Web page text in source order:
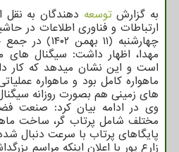
به گزارشتوسعه دهندگان به نقل
ارتباطات و فناوری اطلاعات در
چهارشنبه (۱۱
مهدا، اظهار داشت: سیگنال های
است و این نشان میدهد که کار
ماهواره کامل بود و ماهواره
های زمینی هم بصورت روزانه
وی در ادامه بیان کرد: صنعت
مختلف شامل پرتاب گر، ساخت
پایگاهای پرتاب با سرعت دنبال
زارع پور با اعلان اینکه مراسم